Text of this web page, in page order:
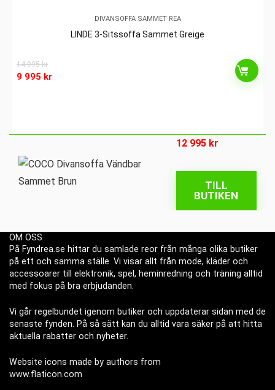
DIVANSOFFA SAMMET REA
LINDE 3-Sitssoffa Sammet Greige
14 995kr
9 995 kr
12 995 kr
TILL
BUTIKEN
OM OSS
På Fyndrea.se hittar du samlade reor från många olika butiker
på ett och samma ställe. Vi visar allt från mode, kläder och
accessoarer till elektronik, spel, heminredning och träning alltid
med fokus på bra erbjudanden.
Vi går regelbundet igenom butiker och uppdaterar sidan med de
senaste fynden. På så sätt kan du alltid vara säker på att hitta
aktuella rabatter och nyheter.
Website icons made by authors from
www.flaticon.com